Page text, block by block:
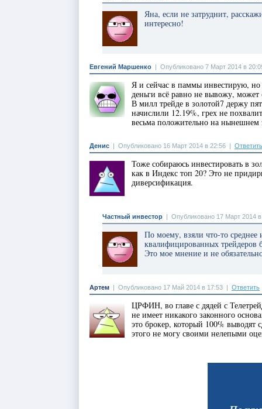
Яна, если не затруднит,
интересно!
Евгений Маршенко | Опубликовано 7 Март 2014 в
Я и сейчас в паммы инвестирую, но
деньги всё равно не вывожу, может
В милл трейде в золотой7 держу
начислили 12.19%, грех не
весьма положительно на нынешнем
Денис | Опубликовано 16 Март 2014 в 22:56 | Ответить
Тоже собираюсь инвестировать в
как в Индекс топ 20? Это не
диверсификация.
Частный инвестор | Опубликовано 17 Март 2014
По моему, взяли что-то среднее
квалифицированных трейдеров
Это мое мнение и не
Артем | Опубликовано 17 Май 2014 в 17:53 | Ответить
ЦРФИН, во главе с дядей с
не имеет никакого законного
это брокер, который 100%
этого не могу своими нелепыми